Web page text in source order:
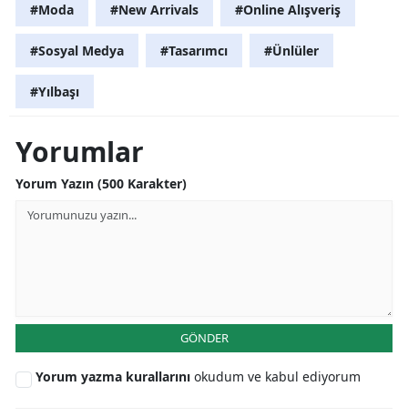
#Moda #New Arrivals #Online Alışveriş
#Sosyal Medya #Tasarımcı #Ünlüler
#Yılbaşı
Yorumlar
Yorum Yazın (500 Karakter)
GÖNDER
Yorum yazma kurallarını okudum ve kabul ediyorum